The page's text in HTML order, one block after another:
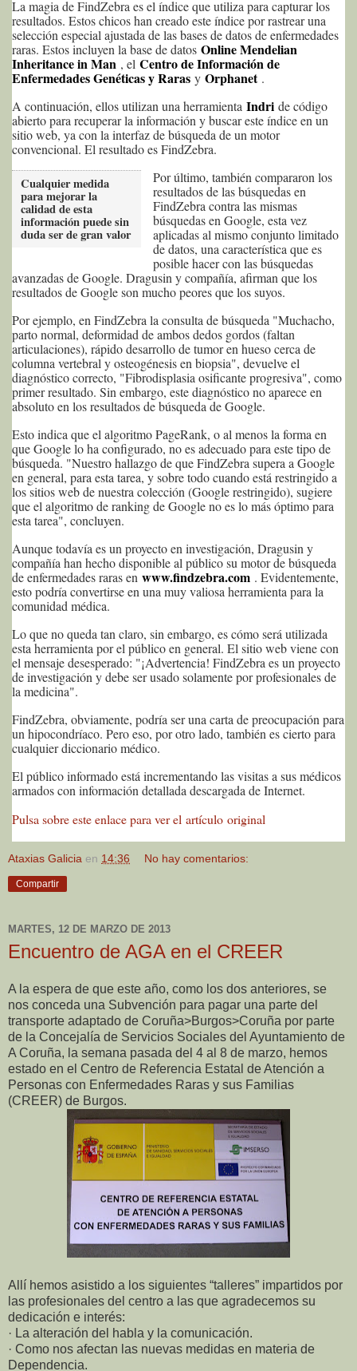
La magia de FindZebra es el índice que utiliza para capturar los
resultados. Estos chicos han creado este índice por rastrear una
selección especial ajustada de las bases de datos de enfermedades
raras. Estos incluyen la base de datos Online Mendelian
Inheritance in Man , el Centro de Información de
Enfermedades Genéticas y Raras y Orphanet.
A continuación, ellos utilizan una herramienta Indri de código
abierto para recuperar la información y buscar este índice en un
sitio web, ya con la interfaz de búsqueda de un motor
convencional. El resultado es FindZebra.
Cualquier medida
para mejorar la
calidad de esta
información puede sin
duda ser de gran valor
Por último, también compararon los
resultados de las búsquedas en
FindZebra contra las mismas
búsquedas en Google, esta vez
aplicadas al mismo conjunto limitado
de datos, una característica que es
posible hacer con las búsquedas
avanzadas de Google. Dragusin y compañía, afirman que los
resultados de Google son mucho peores que los suyos.
Por ejemplo, en FindZebra la consulta de búsqueda "Muchacho,
parto normal, deformidad de ambos dedos gordos (faltan
articulaciones), rápido desarrollo de tumor en hueso cerca de
columna vertebral y osteogénesis en biopsia", devuelve el
diagnóstico correcto, "Fibrodisplasia osificante progresiva", como
primer resultado. Sin embargo, este diagnóstico no aparece en
absoluto en los resultados de búsqueda de Google.
Esto indica que el algoritmo PageRank, o al menos la forma en
que Google lo ha configurado, no es adecuado para este tipo de
búsqueda. "Nuestro hallazgo de que FindZebra supera a Google
en general, para esta tarea, y sobre todo cuando está restringido a
los sitios web de nuestra colección (Google restringido), sugiere
que el algoritmo de ranking de Google no es lo más óptimo para
esta tarea", concluyen.
Aunque todavía es un proyecto en investigación, Dragusin y
compañía han hecho disponible al público su motor de búsqueda
de enfermedades raras en www.findzebra.com . Evidentemente,
esto podría convertirse en una muy valiosa herramienta para la
comunidad médica.
Lo que no queda tan claro, sin embargo, es cómo será utilizada
esta herramienta por el público en general. El sitio web viene con
el mensaje desesperado: "¡Advertencia! FindZebra es un proyecto
de investigación y debe ser usado solamente por profesionales de
la medicina".
FindZebra, obviamente, podría ser una carta de preocupación para
un hipocondríaco. Pero eso, por otro lado, también es cierto para
cualquier diccionario médico.
El público informado está incrementando las visitas a sus médicos
armados con información detallada descargada de Internet.
Pulsa sobre este enlace para ver el artículo original
Ataxias Galicia en 14:36 No hay comentarios:
Compartir
MARTES, 12 DE MARZO DE 2013
Encuentro de AGA en el CREER
A la espera de que este año, como los dos anteriores, se
nos conceda una Subvención para pagar una parte del
transporte adaptado de Coruña>Burgos>Coruña por parte
de la Concejalía de Servicios Sociales del Ayuntamiento de
A Coruña, la semana pasada del 4 al 8 de marzo, hemos
estado en el Centro de Referencia Estatal de Atención a
Personas con Enfermedades Raras y sus Familias
(CREER) de Burgos.
Allí hemos asistido a los siguientes “talleres” impartidos por
las profesionales del centro a las que agradecemos su
dedicación e interés:
· La alteración del habla y la comunicación.
· Como nos afectan las nuevas medidas en materia de
Dependencia.